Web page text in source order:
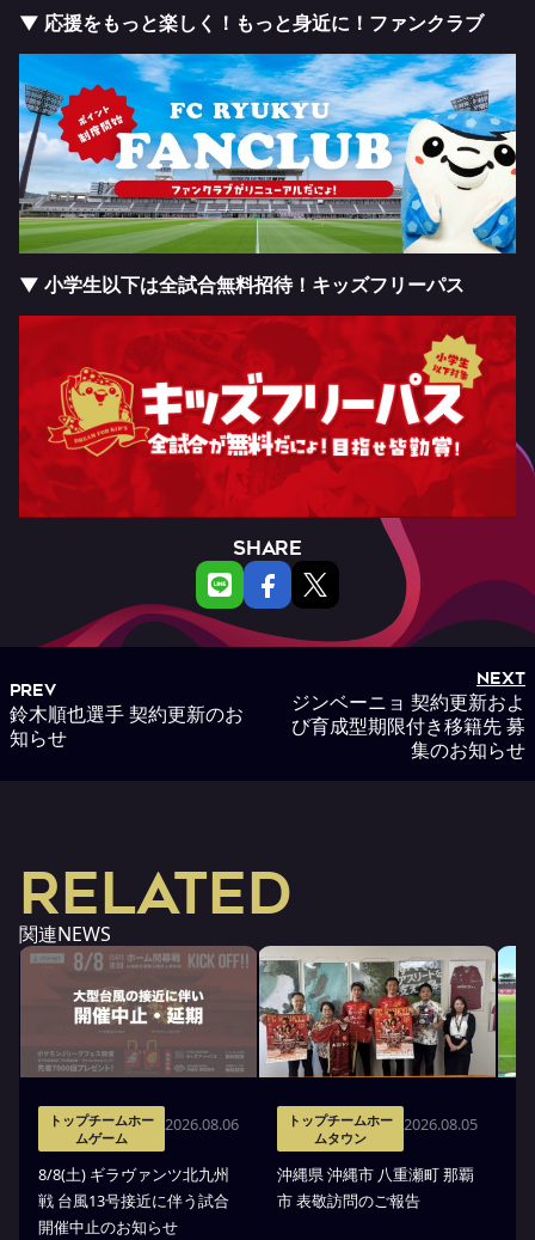
▼ 応援をもっと楽しく！もっと身近に！ファンクラブ
▼ 小学生以下は全試合無料招待！キッズフリーパス
SHARE
PREV
鈴木順也選手 契約更新のお
知らせ
NEXT
ジンベーニョ 契約更新およ
び育成型期限付き移籍先 募
集のお知らせ
RELATED
関連NEWS
トップチームホー
ムゲーム
2026.08.06
8/8(土) ギラヴァンツ北九州
戦 台風13号接近に伴う試合
開催中止のお知らせ
トップチームホー
ムタウン
2026.08.05
沖縄県 沖縄市 八重瀬町 那覇
市 表敬訪問のご報告